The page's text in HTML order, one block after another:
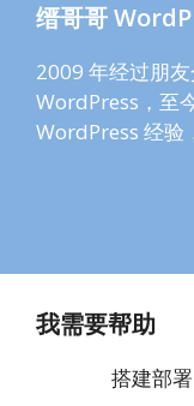
缙哥哥
2009 年经过朋
WordPress，至
WordPress 经验
我需要帮助
搭建部署